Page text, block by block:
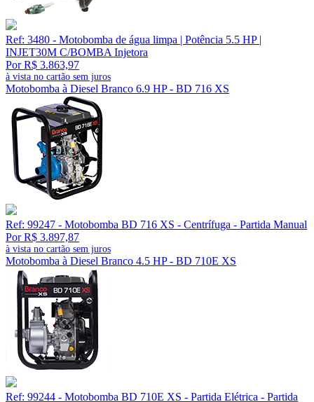
Ref: 3480 - Motobomba de água limpa | Potência 5.5 HP |
INJET30M C/BOMBA Injetora
Por R$ 3.863,97
à vista no cartão sem juros
Motobomba à Diesel Branco 6.9 HP - BD 716 XS
Ref: 99247 - Motobomba BD 716 XS - Centrífuga - Partida Manual
Por R$ 3.897,87
à vista no cartão sem juros
Motobomba à Diesel Branco 4.5 HP - BD 710E XS
Ref: 99244 - Motobomba BD 710E XS - Partida Elétrica - Partida